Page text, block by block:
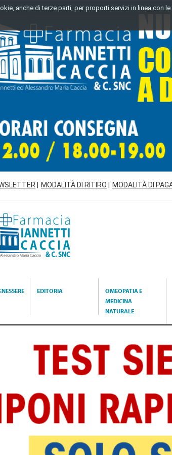
anche di terze parti, per proporti servizi in linea con
MODALITÀ DI RITIRO MODALITÀ DI
EDITORIA
OMEOPATIA E
MEDICINA
NATURALE